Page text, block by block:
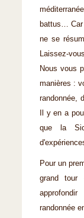
battus… Car
ne se
Laissez-
Nous vous
manières :
randonnée,
Il y en a
que la
Pour un
grand tour
randonnée